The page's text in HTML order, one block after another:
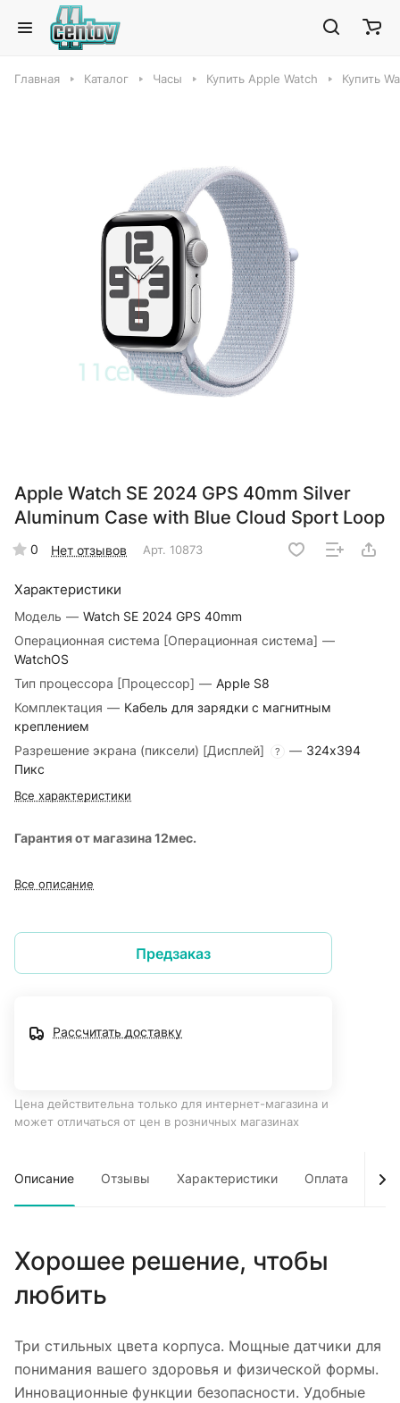
Главная Каталог Часы Купить Apple Watch Купить
Apple Watch SE 2024 GPS 40mm Silver
Aluminum Case with Blue Cloud Sport Loop
0 Нет отзывов Арт. 10873
Характеристики
Модель — Watch SE 2024 GPS 40mm
Операционная система [Операционная система] —
WatchOS
Тип процессора [Процессор] — Apple S8
Комплектация — Кабель для зарядки с магнитным
креплением
Разрешение экрана (пиксели) [Дисплей]
? — 324x394
Пикс
Все характеристики
Гарантия от магазина 12мес.
Все описание
Предзаказ
Рассчитать доставку
Цена действительна только для интернет-магазина и
может отличаться от цен в розничных магазинах
Описание Отзывы Характеристики Оплата
Хорошее решение, чтобы
любить
Три стильных цвета корпуса. Мощные датчики для
понимания вашего здоровья и физической формы.
Инновационные функции безопасности. Удобные